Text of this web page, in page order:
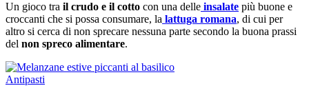
Un gioco tra il crudo e il cotto con una delle insalate più buone e
croccanti che si possa consumare, la lattuga romana, di cui per
altro si cerca di non sprecare nessuna parte secondo la buona prassi
del non spreco alimentare.
Antipasti